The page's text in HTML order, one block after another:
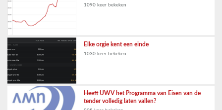
1090 keer bekeken
Elke orgie kent een einde
1030 keer bekeken
Heeft UWV het Programma van Eisen van de
tender volledig laten vallen?